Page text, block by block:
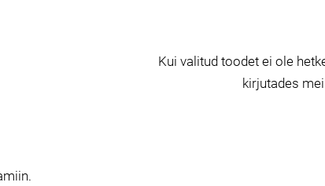
Kui valitud toodet ei ole
kirjutades